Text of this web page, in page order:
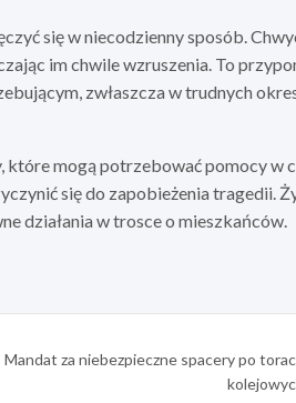
się w niecodzienny sposób.
im chwile wzruszenia. To
zwłaszcza w trudnych
które mogą potrzebować pomocy w
się do zapobieżenia tragedii.
działania w trosce o mieszkańców.
Mandat za niebezpieczne spacery po